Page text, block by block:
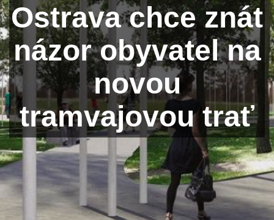
Ostrava chce znát
názor obyvatel na
novou
tramvajovou trať